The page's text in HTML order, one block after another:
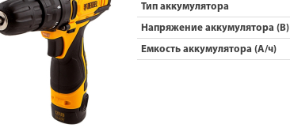
Тип аккумулятора
Напряжение аккумулятора (В)
Емкость аккумулятора (А/ч)